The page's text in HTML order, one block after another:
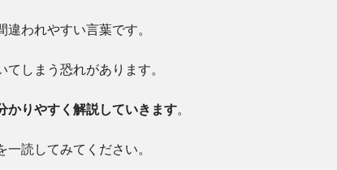
違われやすい言葉です。
しまう恐れがあります。
かりやすく解説していきます。
読してみてください。